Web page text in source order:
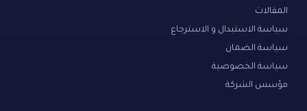
المقالات
سياسة الاستبدال و الاسترجاع
سياسة الضمان
سياسة الخصوصية
مؤسس الشركة